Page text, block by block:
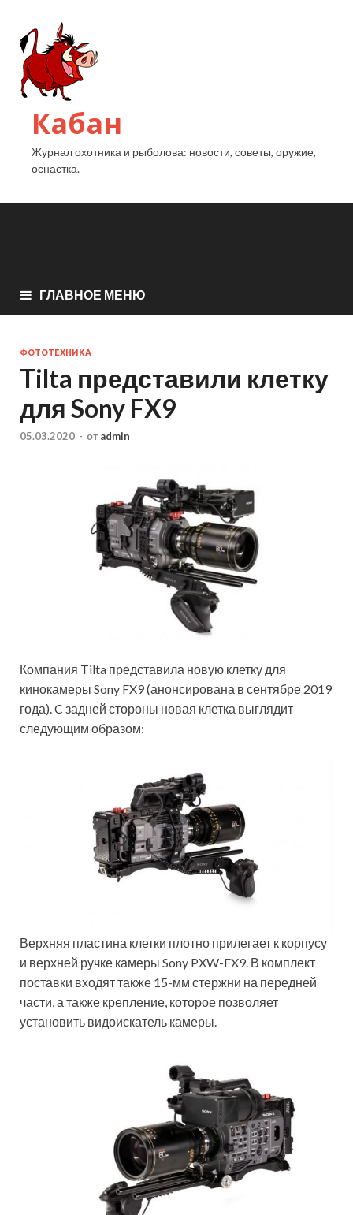
Кабан
Журнал охотника и рыболова: новости, советы, оружие,
оснастка.
ГЛАВНОЕ МЕНЮ
ФОТОТЕХНИКА
Tilta представили клетку
для Sony FX9
05.03.2020 - от admin
Компания Tilta представила новую клетку для
кинокамеры Sony FX9 (анонсирована в сентябре 2019
года). C задней стороны новая клетка выглядит
следующим образом:
Верхняя пластина клетки плотно прилегает к корпусу
и верхней ручке камеры Sony PXW-FX9. В комплект
поставки входят также 15-мм стержни на передней
части, а также крепление, которое позволяет
установить видоискатель камеры.